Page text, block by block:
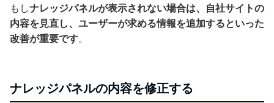
もしナレッジパネルが表示されない場合は、自社サイトの
内容を見直し、ユーザーが求める情報を追加するといった
改善が重要です。
ナレッジパネルの内容を修正する